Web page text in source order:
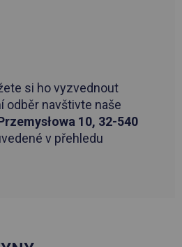
si ho vyzvednout
odběr navštivte naše
10, 32-540
v přehledu